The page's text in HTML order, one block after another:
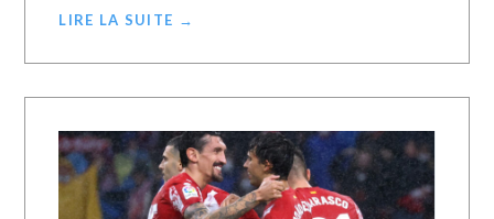
LIRE LA SUITE →